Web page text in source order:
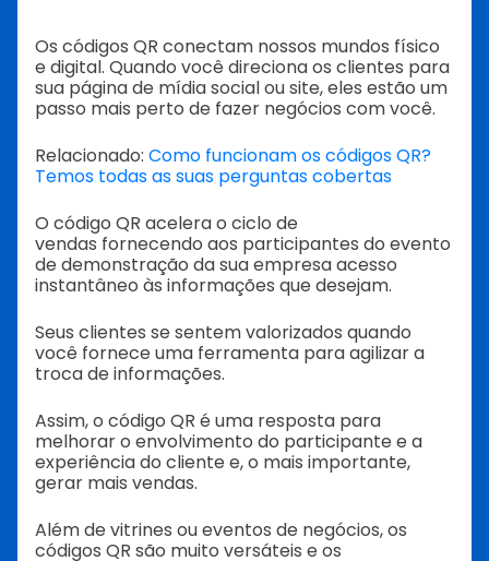
Os códigos QR conectam nossos mundos físico
e digital. Quando você direciona os clientes para
sua página de mídia social ou site, eles estão um
passo mais perto de fazer negócios com você.
Relacionado: Como funcionam os códigos QR?
Temos todas as suas perguntas cobertas
O código QR acelera o ciclo de
vendas fornecendo aos participantes do evento
de demonstração da sua empresa acesso
instantâneo às informações que desejam.
Seus clientes se sentem valorizados quando
você fornece uma ferramenta para agilizar a
troca de informações.
Assim, o código QR é uma resposta para
melhorar o envolvimento do participante e a
experiência do cliente e, o mais importante,
gerar mais vendas.
Além de vitrines ou eventos de negócios, os
códigos QR são muito versáteis e os